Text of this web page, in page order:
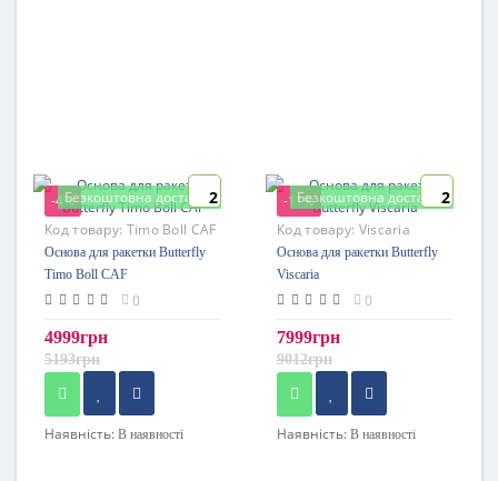
-4%Безкоштовна доставка2
Код товару: Timo Boll CAF
Основа для ракетки Butterfly
Timo Boll CAF
0
4999грн
5193грн
Наявність: В наявності
-11%Безкоштовна доставка2
Код товару: Viscaria
Основа для ракетки Butterfly
Viscaria
0
7999грн
9012грн
Наявність: В наявності